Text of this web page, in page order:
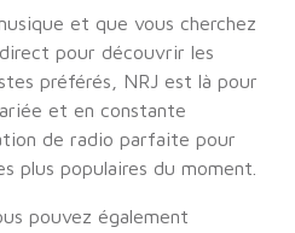
et que vous cherchez
pour découvrir les
préférés, NRJ est là pour
et en constante
de radio parfaite pour
plus populaires du moment.
pouvez également